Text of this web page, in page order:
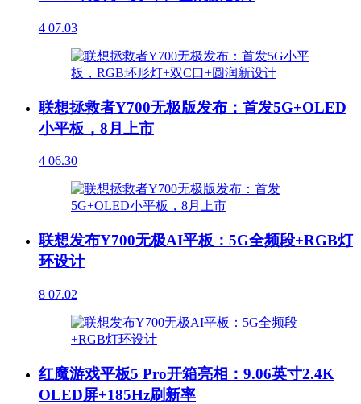
4 07.03
联想拯救者Y700无极版发布：首发5G+OLED
小平板，8月上市
4 06.30
联想发布Y700无极AI平板：5G全频段+RGB灯
环设计
8 07.02
红魔游戏平板5 Pro开箱亮相：9.06英寸2.4K
OLED屏+185Hz刷新率